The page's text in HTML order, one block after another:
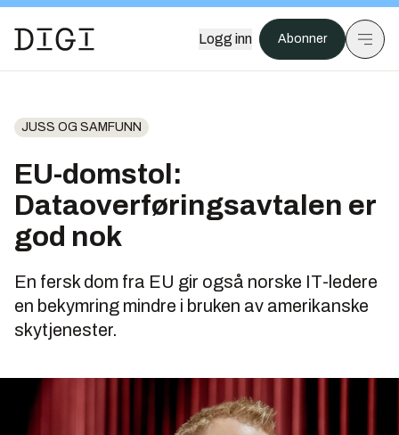
Logg inn Abonner
JUSS OG SAMFUNN
EU-domstol:
Dataoverføringsavtalen er
god nok
En fersk dom fra EU gir også norske IT-ledere
en bekymring mindre i bruken av amerikanske
skytjenester.